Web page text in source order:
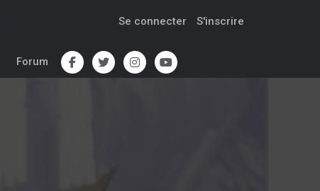
Se connecter S'inscrire
Forum